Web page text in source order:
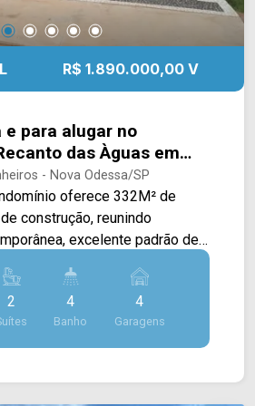
R$ 1.890.000,00 V
e para alugar no
das Àguas em
SP
- Nova Odessa/SP
oferece 332M² de
construção, reunindo
excelente padrão de
projetados para
sofisticação e praticidade
social
ampla sala de estar e sala de
valorizadas pelo pé-direito
2 4
Banho
4
Garagens